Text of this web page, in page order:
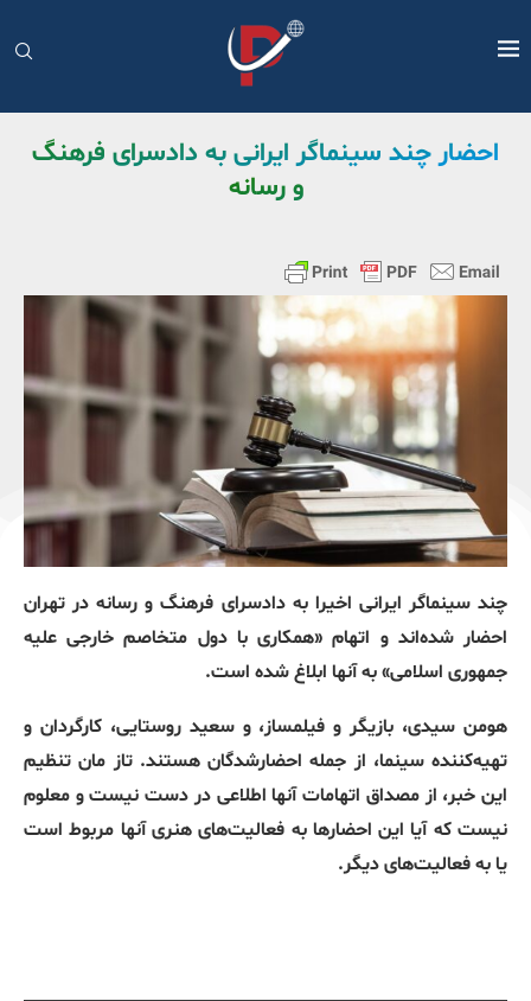
احضار چند سینماگر ایرانی به دادسرای فرهنگ
و رسانه
چند سینماگر ایرانی اخیرا به دادسرای فرهنگ و رسانه در تهران
احضار شده‌اند و اتهام «همکاری با دول متخاصم خارجی علیه
جمهوری اسلامی» به آنها ابلاغ شده است.
هومن سیدی، بازیگر و فیلمساز، و سعید روستایی، کارگردان و
تهیه‌کننده سینما، از جمله احضارشدگان هستند. تاز مان تنظیم
این خبر، از مصداق اتهامات آنها اطلاعی در دست نیست و معلوم
نیست که آیا این احضارها به فعالیت‌های هنری آنها مربوط است
یا به فعالیت‌های دیگر.